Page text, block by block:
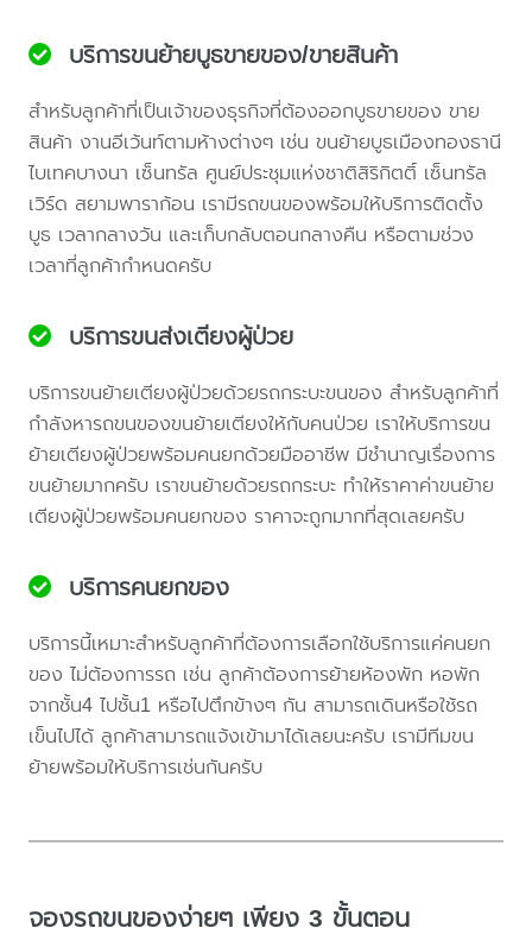
บริการขนย้ายบูธขายของ/ขายสินค้า
สำหรับลูกค้าที่เป็นเจ้าของธุรกิจที่ต้องออกบูธขายของ ขาย
สินค้า งานอีเว้นท์ตามห้างต่างๆ เช่น ขนย้ายบูธเมืองทองธานี
ไบเทคบางนา เซ็นทรัล ศูนย์ประชุมแห่งชาติสิริกิตติ์ เซ็นทรัล
เวิร์ด สยามพาราก้อน เรามีรถขนของพร้อมให้บริการติดตั้ง
บูธ เวลากลางวัน และเก็บกลับตอนกลางคืน หรือตามช่วง
เวลาที่ลูกค้ากำหนดครับ
บริการขนส่งเตียงผู้ป่วย
บริการขนย้ายเตียงผู้ป่วยด้วยรถกระบะขนของ สำหรับลูกค้าที่
กำลังหารถขนของขนย้ายเตียงให้กับคนป่วย เราให้บริการขน
ย้ายเตียงผู้ป่วยพร้อมคนยกด้วยมืออาชีพ มีชำนาญเรื่องการ
ขนย้ายมากครับ เราขนย้ายด้วยรถกระบะ ทำให้ราคาค่าขนย้าย
เตียงผู้ป่วยพร้อมคนยกของ ราคาจะถูกมากที่สุดเลยครับ
บริการคนยกของ
บริการนี้เหมาะสำหรับลูกค้าที่ต้องการเลือกใช้บริการแค่คนยก
ของ ไม่ต้องการรถ เช่น ลูกค้าต้องการย้ายห้องพัก หอพัก
จากชั้น4 ไปชั้น1 หรือไปตึกข้างๆ กัน สามารถเดินหรือใช้รถ
เข็นไปได้ ลูกค้าสามารถแจ้งเข้ามาได้เลยนะครับ เรามีทีมขน
ย้ายพร้อมให้บริการเช่นกันครับ
จองรถขนของง่ายๆ เพียง 3 ขั้นตอน